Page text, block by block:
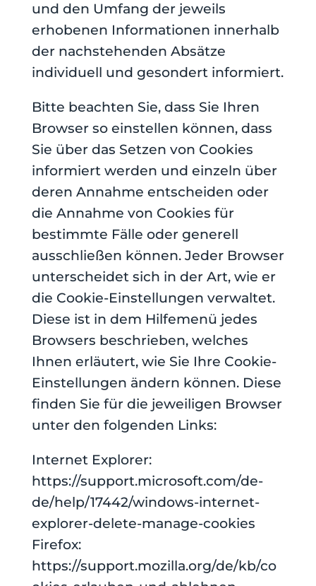
und den Umfang der jeweils
erhobenen Informationen innerhalb
der nachstehenden Absätze
individuell und gesondert informiert.
Bitte beachten Sie, dass Sie Ihren
Browser so einstellen können, dass
Sie über das Setzen von Cookies
informiert werden und einzeln über
deren Annahme entscheiden oder
die Annahme von Cookies für
bestimmte Fälle oder generell
ausschließen können. Jeder Browser
unterscheidet sich in der Art, wie er
die Cookie-Einstellungen verwaltet.
Diese ist in dem Hilfemenü jedes
Browsers beschrieben, welches
Ihnen erläutert, wie Sie Ihre Cookie-
Einstellungen ändern können. Diese
finden Sie für die jeweiligen Browser
unter den folgenden Links:
Internet Explorer:
https://support.microsoft.com/de-
de/help/17442/windows-internet-
explorer-delete-manage-cookies
Firefox:
https://support.mozilla.org/de/kb/co